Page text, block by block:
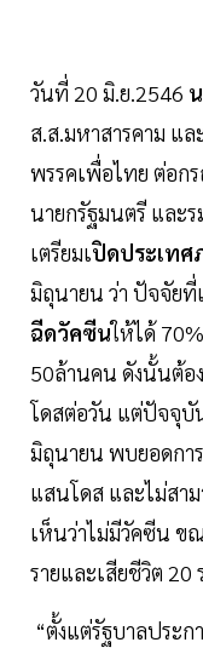
วันที่ 20 มิ.ย.2546
ส.ส.มหาสารคาม แ
พรรคเพื่อไทย ต่อก
นายกรัฐมนตรี และ
เตรียมเปิดประเทศ
มิถุนายน ว่า ปัจจัยที่
ฉีดวัคซีนให้ได้
50ล้านคน ดังนั้นต้อ
โดสต่อวัน แต่ปัจจุบั
มิถุนายน พบยอดการ
แสนโดส และไม่สา
เห็นว่าไม่มีวัคซีน ข
รายและเสียชีวิต 20
“ตั้งแต่รัฐบาลประ